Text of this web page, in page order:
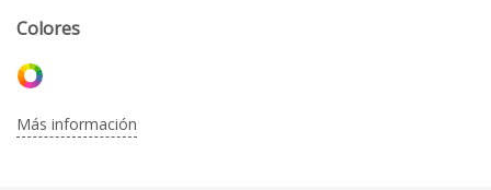
Colores
Más información